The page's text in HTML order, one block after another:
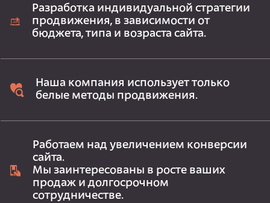
Разработка индивидуальной стратегии
продвижения, в зависимости от
бюджета, типа и возраста сайта.
Наша компания использует только
белые методы продвижения.
Работаем над увеличением конверсии
сайта.
Мы заинтересованы в росте ваших
продаж и долгосрочном
сотрудничестве.